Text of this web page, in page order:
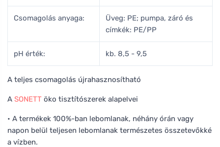
Csomagolás anyaga:
Üveg: PE; pumpa, záró és
címkék: PE/PP
pH érték: kb. 8,5 - 9,5
A teljes csomagolás újrahasznosítható
A SONETT öko tisztítószerek alapelvei
• A termékek 100%-ban lebomlanak, néhány órán vagy
napon belül teljesen lebomlanak természetes összetevőkké
a vízben.